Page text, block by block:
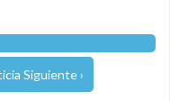
Siguiente ›